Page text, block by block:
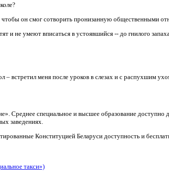
он смог сотворить пронизанную общественными
и не умеют вписаться в устоявшийся -- до гнилого
– встретил меня после уроков в слезах и с распухшим
Среднее специальное и высшее образование
заведениях.
Конституцией Беларуси доступность и
такси»)